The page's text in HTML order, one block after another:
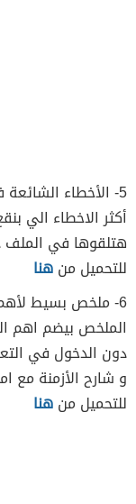
5- الأخطاء الشائعة في اللغة الانجليزية :-
هتلقوها في الملف
للتحميل منهنا
6- ملخص بسيط لأهم قواعد اللغة الانجليزية :-
الملخص بيضم اهم
دون الدخول في
و شارح الأزمنة
للتحميل منهنا